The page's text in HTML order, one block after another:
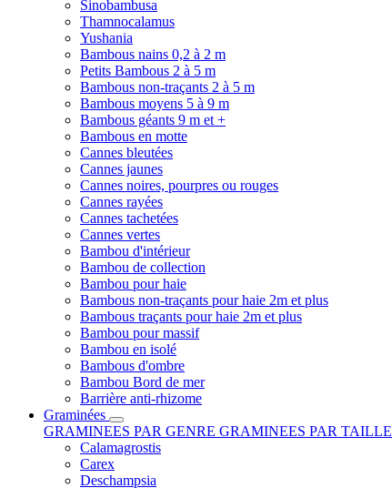
Sinobambusa
Thamnocalamus
Yushania
Bambous nains 0,2 à 2 m
Petits Bambous 2 à 5 m
Bambous non-traçants 2 à 5 m
Bambous moyens 5 à 9 m
Bambous géants 9 m et +
Bambous en motte
Cannes bleutées
Cannes jaunes
Cannes noires, pourpres ou rouges
Cannes rayées
Cannes tachetées
Cannes vertes
Bambou d'intérieur
Bambou de collection
Bambou pour haie
Bambous non-traçants pour haie 2m et plus
Bambous traçants pour haie 2m et plus
Bambou pour massif
Bambou en isolé
Bambous d'ombre
Bambou Bord de mer
Barrière anti-rhizome
Graminées
GRAMINEES PAR GENRE GRAMINEES PAR TAILLE
Calamagrostis
Carex
Deschampsia